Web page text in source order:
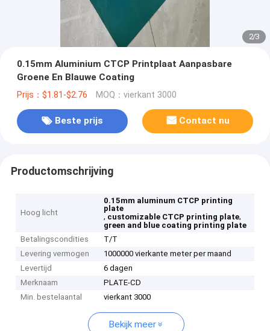
2/3
0.15mm Aluminium CTCP Printplaat Aanpasbare
Groene En Blauwe Coating
Prijs：$1.81-$2.76 MOQ：vierkant 3000
Beste prijs Contact nu
Productomschrijving
Hoog licht
0.15mm aluminum CTCP printing
plate
, customizable CTCP printing plate,
green and blue coating printing plate
Betalingscondities
T/T
Levering vermogen
1000000 vierkante meter per maand
Levertijd
6 dagen
Merknaam
PLATE-CD
Min. bestelaantal
vierkant 3000
Bekijk meer